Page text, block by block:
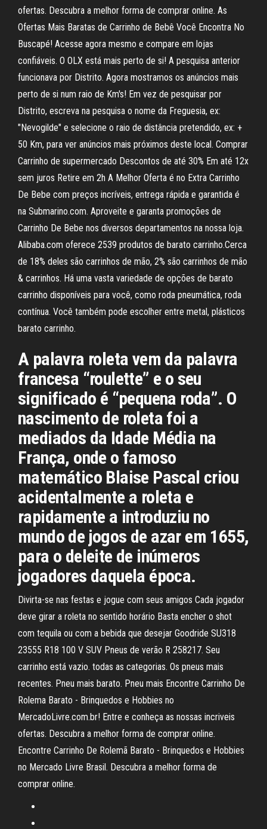
ofertas. Descubra a melhor forma de comprar online. As
Ofertas Mais Baratas de Carrinho de Bebê Você Encontra No
Buscapé! Acesse agora mesmo e compare em lojas
confiáveis. O OLX está mais perto de si! A pesquisa anterior
funcionava por Distrito. Agora mostramos os anúncios mais
perto de si num raio de Km's! Em vez de pesquisar por
Distrito, escreva na pesquisa o nome da Freguesia, ex:
"Nevogilde" e selecione o raio de distância pretendido, ex: +
50 Km, para ver anúncios mais próximos deste local. Comprar
Carrinho de supermercado Descontos de até 30% Em até 12x
sem juros Retire em 2h A Melhor Oferta é no Extra Carrinho
De Bebe com preços incríveis, entrega rápida e garantida é
na Submarino.com. Aproveite e garanta promoções de
Carrinho De Bebe nos diversos departamentos na nossa loja.
Alibaba.com oferece 2539 produtos de barato carrinho.Cerca
de 18% deles são carrinhos de mão, 2% são carrinhos de mão
& carrinhos. Há uma vasta variedade de opções de barato
carrinho disponíveis para você, como roda pneumática, roda
contínua. Você também pode escolher entre metal, plásticos
barato carrinho.
A palavra roleta vem da palavra
francesa “roulette” e o seu
significado é “pequena roda”. O
nascimento de roleta foi a
mediados da Idade Média na
França, onde o famoso
matemático Blaise Pascal criou
acidentalmente a roleta e
rapidamente a introduziu no
mundo de jogos de azar em 1655,
para o deleite de inúmeros
jogadores daquela época.
Divirta-se nas festas e jogue com seus amigos Cada jogador
deve girar a roleta no sentido horário Basta encher o shot
com tequila ou com a bebida que desejar Goodride SU318
23555 R18 100 V SUV Pneus de verão R 258217. Seu
carrinho está vazio. todas as categorias. Os pneus mais
recentes. Pneu mais barato. Pneu mais Encontre Carrinho De
Rolema Barato - Brinquedos e Hobbies no
MercadoLivre.com.br! Entre e conheça as nossas incriveis
ofertas. Descubra a melhor forma de comprar online.
Encontre Carrinho De Rolemã Barato - Brinquedos e Hobbies
no Mercado Livre Brasil. Descubra a melhor forma de
comprar online.